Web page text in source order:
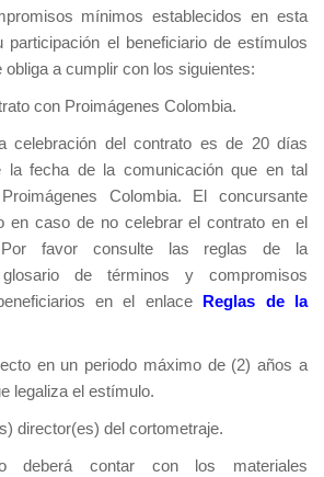
mínimos establecidos en esta
participación el beneficiario de estímulos
a cumplir con los siguientes:
con Proimágenes Colombia.
celebración del contrato es de 20 días
la fecha de la comunicación que en tal
Colombia. El concursante
en caso de no celebrar el contrato en el
Por favor consulte las reglas de la
de términos y compromisos
en el enlaceReglas de la
en un periodo máximo de (2) años a
legaliza el estímulo.
director(es) del cortometraje.
deberá contar con los materiales